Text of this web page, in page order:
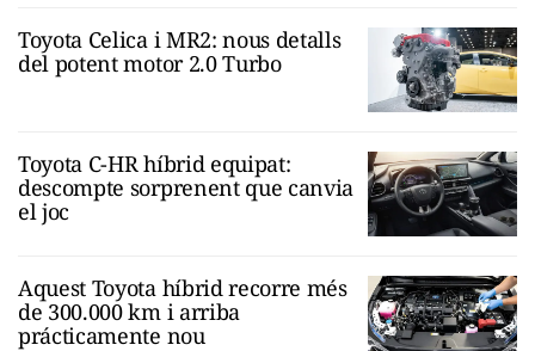
Toyota Celica i MR2: nous detalls
del potent motor 2.0 Turbo
Toyota C-HR híbrid equipat:
descompte sorprenent que canvia
el joc
Aquest Toyota híbrid recorre més
de 300.000 km i arriba
prácticamente nou